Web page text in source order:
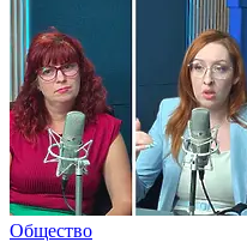
Общество